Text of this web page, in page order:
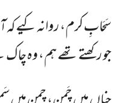
سَحَابِ کرم، روانہ کیے
جو رکھتے تھے ہم، وہ